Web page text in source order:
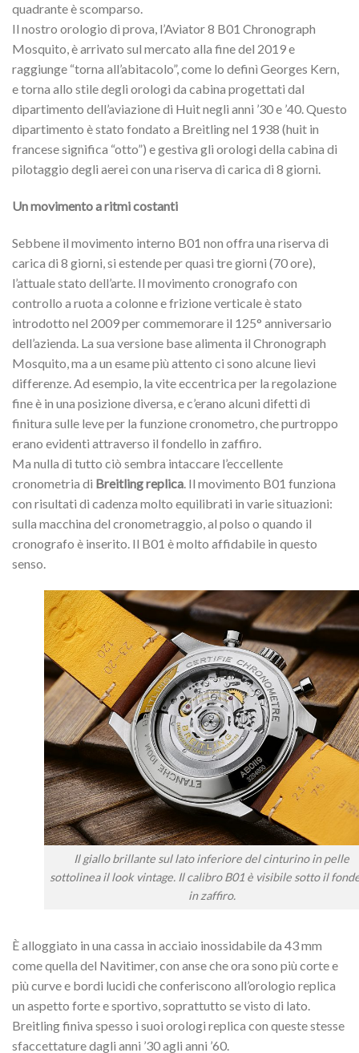
quadrante è scomparso.
Il nostro orologio di prova, l’Aviator 8 B01 Chronograph
Mosquito, è arrivato sul mercato alla fine del 2019 e
raggiunge “torna all’abitacolo”, come lo definì Georges Kern,
e torna allo stile degli orologi da cabina progettati dal
dipartimento dell’aviazione di Huit negli anni ’30 e ’40. Questo
dipartimento è stato fondato a Breitling nel 1938 (huit in
francese significa “otto”) e gestiva gli orologi della cabina di
pilotaggio degli aerei con una riserva di carica di 8 giorni.
Un movimento a ritmi costanti
Sebbene il movimento interno B01 non offra una riserva di
carica di 8 giorni, si estende per quasi tre giorni (70 ore),
l’attuale stato dell’arte. Il movimento cronografo con
controllo a ruota a colonne e frizione verticale è stato
introdotto nel 2009 per commemorare il 125° anniversario
dell’azienda. La sua versione base alimenta il Chronograph
Mosquito, ma a un esame più attento ci sono alcune lievi
differenze. Ad esempio, la vite eccentrica per la regolazione
fine è in una posizione diversa, e c’erano alcuni difetti di
finitura sulle leve per la funzione cronometro, che purtroppo
erano evidenti attraverso il fondello in zaffiro.
Ma nulla di tutto ciò sembra intaccare l’eccellente
cronometria di Breitling replica. Il movimento B01 funziona
con risultati di cadenza molto equilibrati in varie situazioni:
sulla macchina del cronometraggio, al polso o quando il
cronografo è inserito. Il B01 è molto affidabile in questo
senso.
Il giallo brillante sul lato inferiore del cinturino in pelle
sottolinea il look vintage. Il calibro B01 è visibile sotto il
in zaffiro.
È alloggiato in una cassa in acciaio inossidabile da 43 mm
come quella del Navitimer, con anse che ora sono più corte e
più curve e bordi lucidi che conferiscono all’orologio replica
un aspetto forte e sportivo, soprattutto se visto di lato.
Breitling finiva spesso i suoi orologi replica con queste stesse
sfaccettature dagli anni ’30 agli anni ’60.